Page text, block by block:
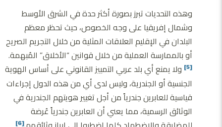
وهذه التحديات تبرز بصورة أكثر حدة في الشرق الأوسط
وشمال إفريقيا على وجه الخصوص، حيث تحظر معظم
البلدان في الإقليم العلاقات المثلية من خلال التجريم الصريح
أو بالممارسة العملية من خلال قوانين “الأخلاق” المُبهمة.
[5]
ولا يمنع أي بلد عربي التمييز القانوني على أساس الهوية
الجنسية أو الجندرية، وليس لدى أي من هذه الدول إجراءات
قياسية للعابرين جندرياً من أجل تغيير هويتهم الجندرية في
الوثائق الرسمية، مما يعني أن العابرين جندرياً عُرضة
[6]